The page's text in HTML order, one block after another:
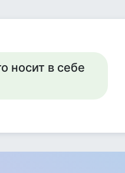
носит в себе